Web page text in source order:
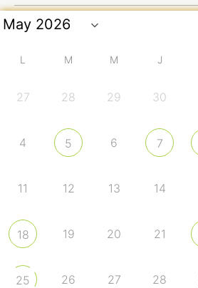
L M M J
27 28 29 30
4 5 6 7
11 12 13 14
18 19 20 21
25 26 27 28